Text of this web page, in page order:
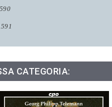
CATEGORIA: